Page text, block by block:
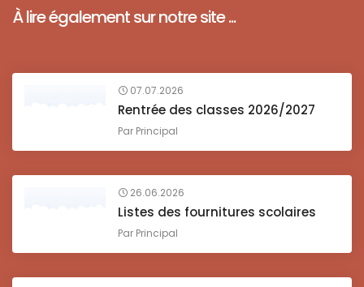
À lire également sur notre site ...
07.07.2026
Rentrée des classes 2026/2027
Par Principal
26.06.2026
Listes des fournitures scolaires
Par Principal